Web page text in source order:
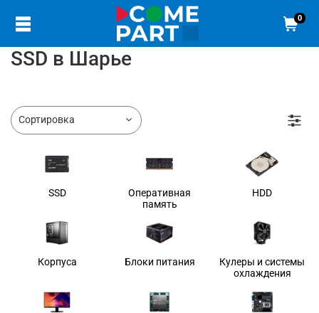
0
SSD в Шарье
SSD
Оперативная
память
HDD
Корпуса Блоки питания
Кулеры и системы
охлаждения